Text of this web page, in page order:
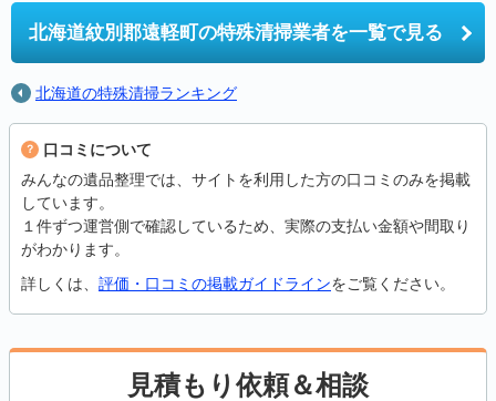
北海道紋別郡遠軽町の特殊清掃業者を一覧で見る
北海道の特殊清掃ランキング
口コミについて
みんなの遺品整理では、サイトを利用した方の口コミのみを掲載
しています。
１件ずつ運営側で確認しているため、実際の支払い金額や間取り
がわかります。
詳しくは、 評価・口コミの掲載ガイドラインをご覧ください。
見積もり依頼＆相談